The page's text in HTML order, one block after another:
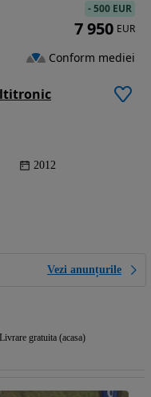
2012
Vezi anunțurile
Livrare gratuita (acasa)
-500 EUR
7 950 EUR
Conform mediei